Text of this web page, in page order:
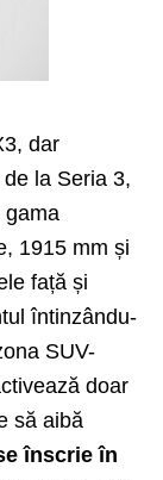
dar
la Seria 3,
gama
1915 mm și
față și
întinzându-
SUV-
doar
să aibă
înscrie în